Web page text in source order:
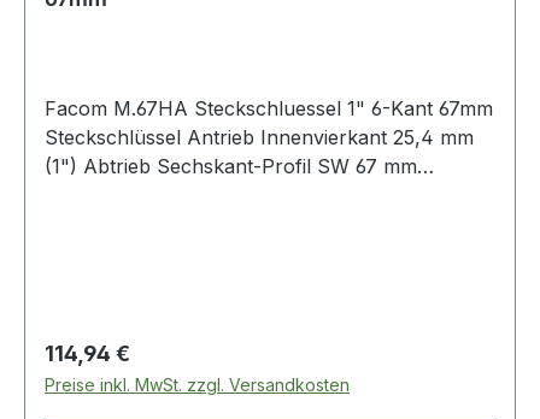
Facom M.67HA Steckschluessel 1" 6-Kant 67mm
Steckschlüssel Antrieb Innenvierkant 25,4 mm
(1") Abtrieb Sechskant-Profil SW 67 mm
Regulärer Preis:
114,94 €
Preise inkl. MwSt. zzgl. Versandkosten